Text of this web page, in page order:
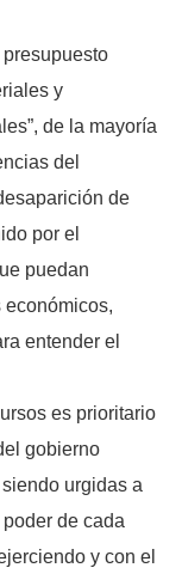
y
de la mayoría
del
de
por el
puedan
económicos,
entender el
es prioritario
gobierno
urgidas a
de cada
y con el